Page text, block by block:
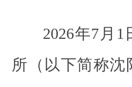
2026年7月
所（以下简称